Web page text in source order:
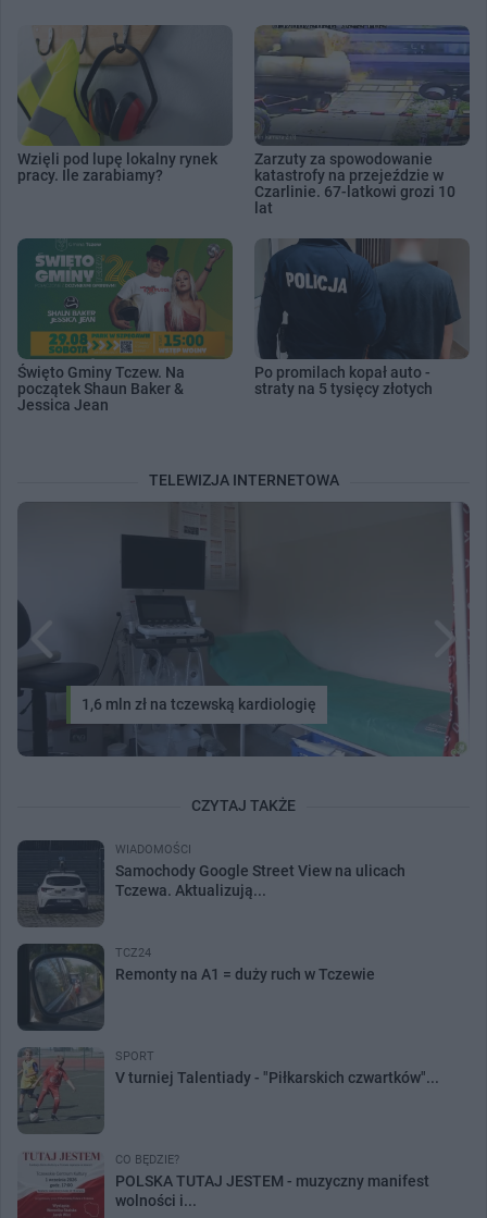
Wzięli pod lupę lokalny rynek
pracy. Ile zarabiamy?
Zarzuty za spowodowanie
katastrofy na przejeździe w
Czarlinie. 67-latkowi grozi 10
lat
Święto Gminy Tczew. Na
początek Shaun Baker &
Jessica Jean
Po promilach kopał auto -
straty na 5 tysięcy złotych
TELEWIZJA INTERNETOWA
1,6 mln zł na tczewską kardiologię
CZYTAJ TAKŻE
WIADOMOŚCI
Samochody Google Street View na ulicach
Tczewa. Aktualizują...
TCZ24
Remonty na A1 = duży ruch w Tczewie
SPORT
V turniej Talentiady - "Piłkarskich czwartków"...
CO BĘDZIE?
POLSKA TUTAJ JESTEM - muzyczny manifest
wolności i...